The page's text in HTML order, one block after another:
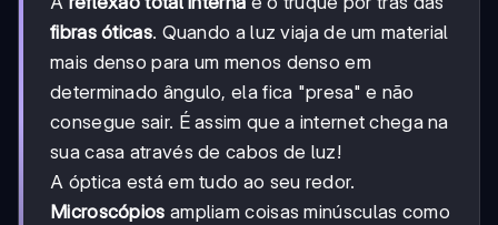
fibras óticas. Quando a luz viaja de um material
mais denso para um menos denso em
determinado ângulo, ela fica "presa" e não
consegue sair. É assim que a internet chega na
sua casa através de cabos de luz!
A óptica está em tudo ao seu redor.
Microscópios ampliam coisas minúsculas como